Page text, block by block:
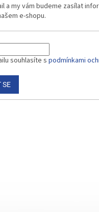
a my vám budeme zasílat
e-shopu.
souhlasíte s podmínkami
SE